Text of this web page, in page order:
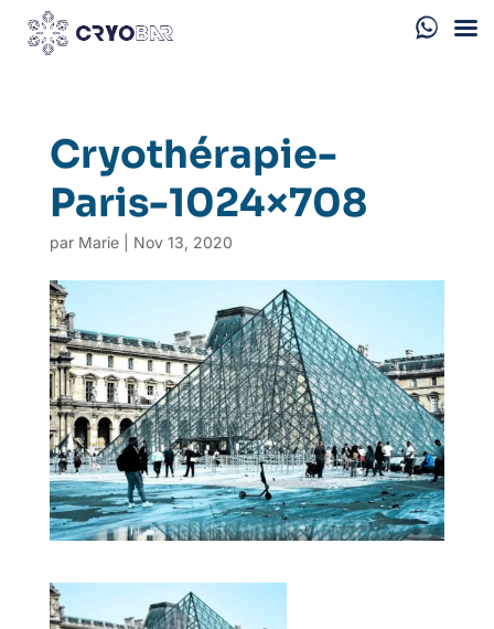
Cryothérapie-
Paris-1024×708
par Marie| Nov 13, 2020